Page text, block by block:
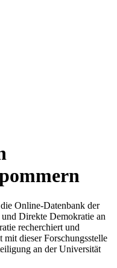
Online-Datenbank der
Direkte Demokratie an
recherchiert und
mit dieser Forschungsstelle
an der Universität